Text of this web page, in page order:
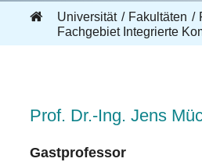
Universität Fakultäten
Fachgebiet Integrierte
Prof. Dr.-Ing. Jens
Gastprofessor